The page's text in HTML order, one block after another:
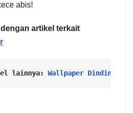
abis!
artikel terkait
lainnya: Wallpaper Dinding: